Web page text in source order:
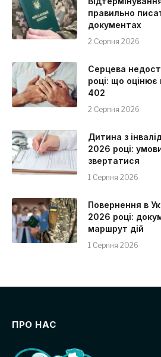
правильно
документах
2 Серпня 2026
Серцева
році: що оцінює
402
2 Серпня 2026
Дитина з
2026 році:
звертатися
1 Серпня 2026
Повернення в
2026 році:
маршрут дій
1 Серпня 2026
ПРО НАС